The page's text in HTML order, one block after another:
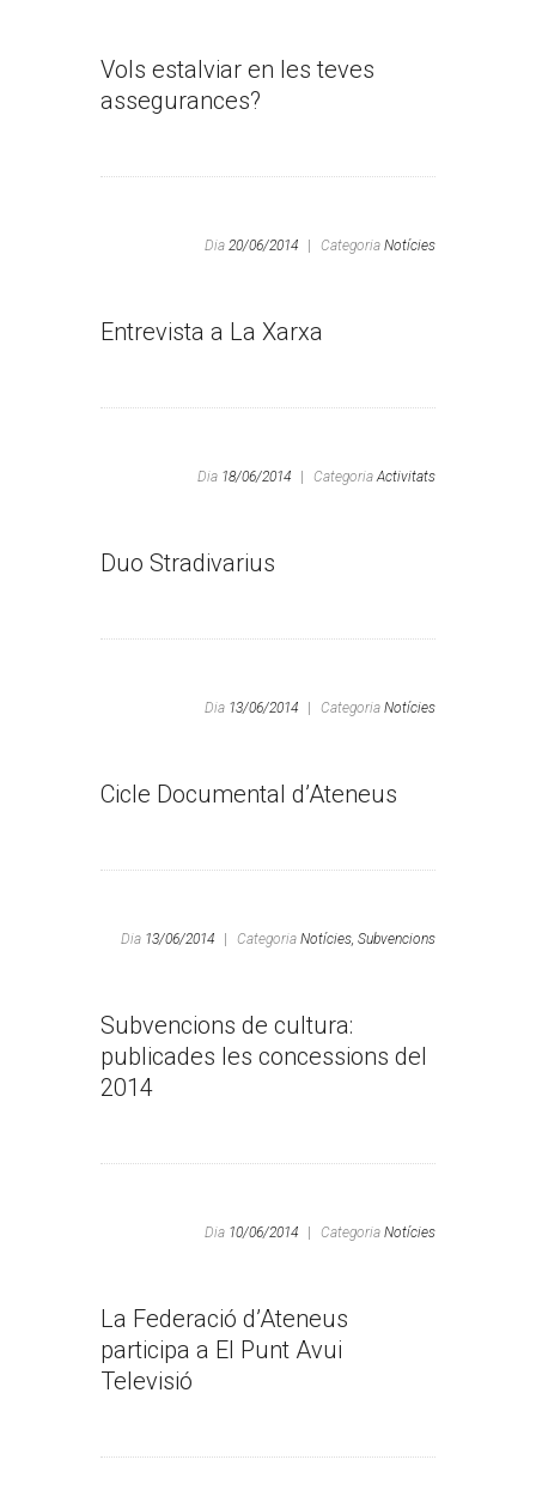
Vols estalviar en les teves
assegurances?
Dia 20/06/2014 Categoria Notícies
Entrevista a La Xarxa
Dia 18/06/2014 CategoriaActivitats
Duo Stradivarius
Dia 13/06/2014 Categoria Notícies
Cicle Documental d’Ateneus
Dia 13/06/2014 Categoria Notícies, Subvencions
Subvencions de cultura:
publicades les concessions del
2014
Dia 10/06/2014 Categoria Notícies
La Federació d’Ateneus
participa a El Punt Avui
Televisió